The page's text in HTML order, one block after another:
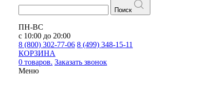
Поиск
ПН-ВС
с 10:00 до 20:00
8 (800) 302-77-06 8 (499) 348-15-11
КОРЗИНА
0 товаров. Заказать звонок
Меню